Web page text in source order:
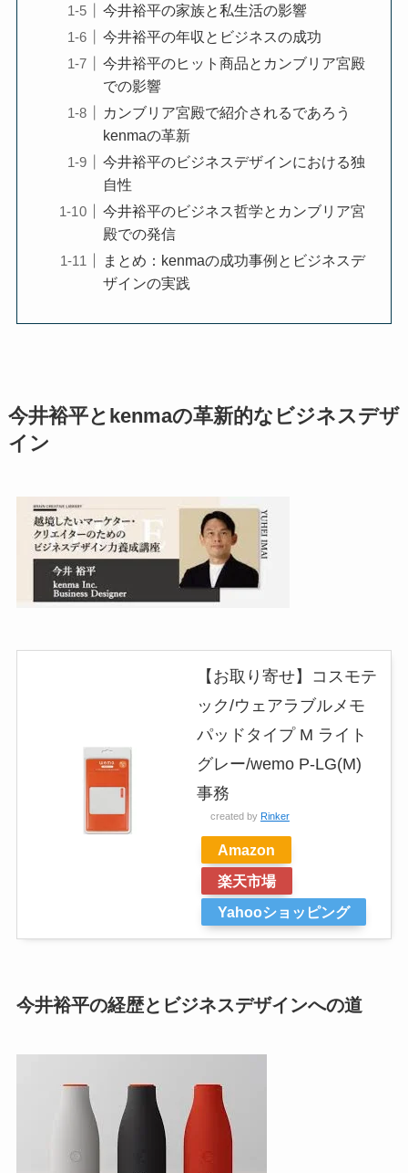
今井裕平の家族と私生活の影響
今井裕平の年収とビジネスの成功
今井裕平のヒット商品とカンブリア宮殿
での影響
カンブリア宮殿で紹介されるであろう
kenmaの革新
今井裕平のビジネスデザインにおける独
自性
今井裕平のビジネス哲学とカンブリア宮
殿での発信
まとめ：kenmaの成功事例とビジネスデ
ザインの実践
今井裕平とkenmaの革新的なビジネスデザ
イン
【お取り寄せ】コスモテ
ック/ウェアラブルメモ
パッドタイプ M ライト
グレー/wemo P-LG(M)
事務
created by Rinker
Amazon
楽天市場
Yahooショッピング
今井裕平の経歴とビジネスデザインへの道